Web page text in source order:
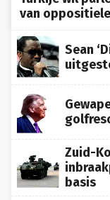
van
Sean
Zuid-
basis